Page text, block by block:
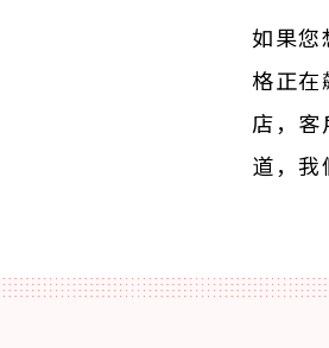
如果您
格正
店，客
道，我